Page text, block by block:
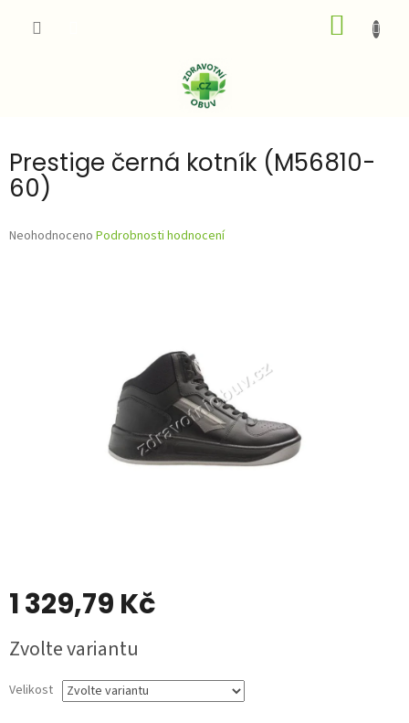
KOŠÍK
Prestige černá kotník (M56810-
60)
Průměrné
Neohodnoceno Podrobnosti hodnocení
1 329,79 Kč
cena:
Zvolte variantu
Velikost